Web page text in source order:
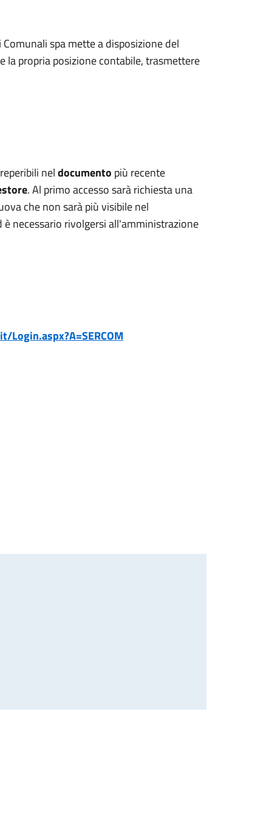
spa mette a disposizione del
propria posizione contabile, trasmettere
neldocumento più recente
. Al primo accesso sarà richiesta una
che non sarà più visibile nel
necessario rivolgersi all'amministrazione